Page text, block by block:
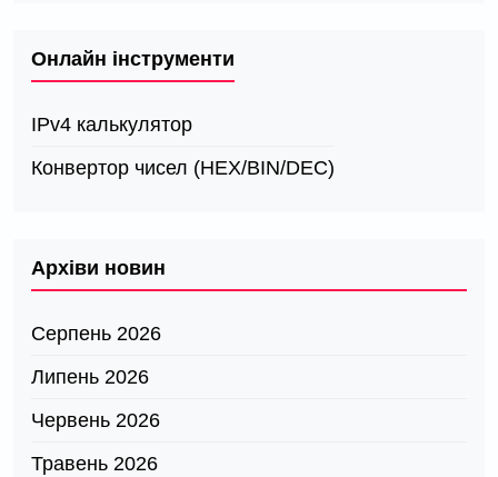
Онлайн інструменти
IPv4 калькулятор
Конвертор чисел (HEX/BIN/DEC)
Архіви новин
Серпень 2026
Липень 2026
Червень 2026
Травень 2026